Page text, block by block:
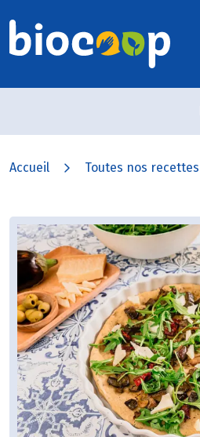
Accueil Toutes nos recettes